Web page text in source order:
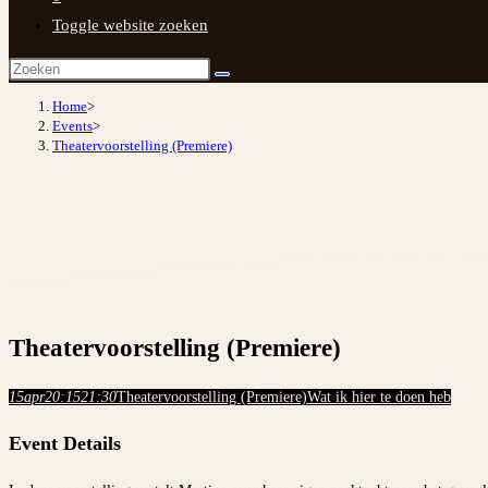
Toggle website zoeken
Home>
Events>
Theatervoorstelling (Premiere)
Theatervoorstelling (Premiere)
15apr20:1521:30Theatervoorstelling (Premiere)Wat ik hier te doen heb
Event Details